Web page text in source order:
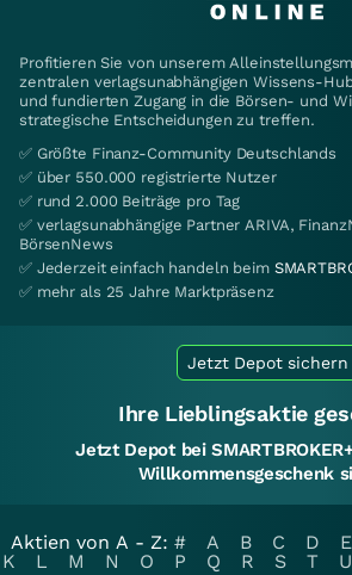
Profitieren Sie von unserem
zentralen verlagsunabhängigen Wissens-
und fundierten Zugang in die Börsen- und
strategische Entscheidungen zu treffen.
✅ Größte Finanz-Community Deutschlands
✅ über 550.000 registrierte Nutzer
✅ rund 2.000 Beiträge pro Tag
✅ verlagsunabhängige Partner ARIVA,
BörsenNews
✅ Jederzeit einfach handeln beim
✅ mehr als 25 Jahre Marktpräsenz
Jetzt Depot sichern
Ihre Lieblingsaktie
Jetzt Depot bei
Willkommensgeschenk
Aktien von A - Z: # A B C D E
K
L M N O P Q R S T U